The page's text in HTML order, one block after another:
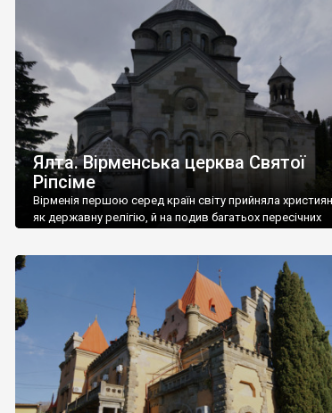
називаються «повстяками» (postaki)…” “Вино. Крим
виробляє відмінне вино і його вдосталь: воно все
легке біле і дуже […]
Ялта. Вірменська церква Святої
Ріпсіме
Вірменія першою серед країн світу прийняла
як державну релігію, й на подив багатьох пересічних